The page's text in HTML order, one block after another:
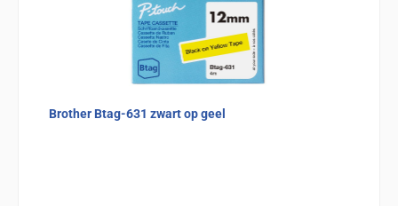
Brother Btag-631 zwart op geel